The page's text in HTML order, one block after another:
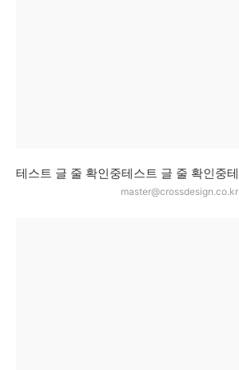
master@crossdesign.co.kr